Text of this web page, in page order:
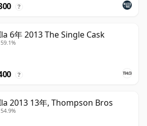
?
6年 2013 The Single Cask
?
2013 13年, Thompson Bros